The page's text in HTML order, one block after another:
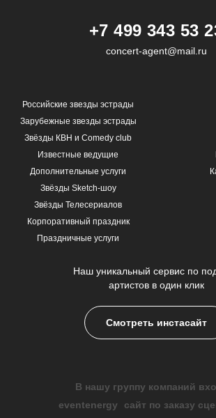
+7 499 343 53
concert-agent@mail.ru
Российские звезды эстрады
Зарубежные звезды эстрады
Звёзды КВН и Comedy club
Известные ведущие
Дополнительные услуги
Звёзды Sketch-шоу
Звёзды Телесериалов
Корпоративный праздник
Праздничные услуги
Наш уникальный сервис по
артистов в один клик
Смотреть инстасайт
В нашу группу компаний
eventenergy
сайт по заказу